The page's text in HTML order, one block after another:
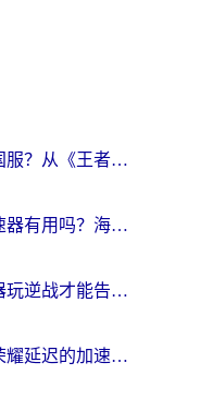
人在海外，如何顺畅玩国服？从《王者荣耀》到《云图计划》的加速器终极指南
在国外玩塔瑞斯世界加速器有用吗？海外玩家亲测后的真实答案
身在海外，用什么加速器玩逆战才能告别延迟？
海外党必看：解决王者荣耀延迟的加速器终极指南——从EVE到猫和老鼠，一个工具全搞定